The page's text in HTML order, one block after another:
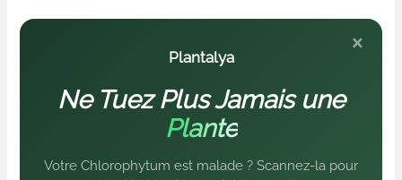
×
Plantalya
Ne Tuez Plus Jamais une
Plante
Votre Chlorophytum est malade ? Scannez-la pour